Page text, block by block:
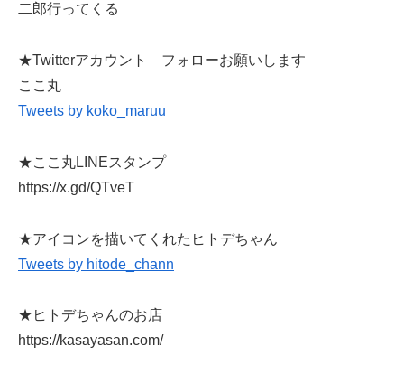
二郎行ってくる
★Twitterアカウント フォローお願いします
ここ丸
Tweets by koko_maruu
★ここ丸LINEスタンプ
https://x.gd/QTveT
★アイコンを描いてくれたヒトデちゃん
Tweets by hitode_chann
★ヒトデちゃんのお店
https://kasayasan.com/